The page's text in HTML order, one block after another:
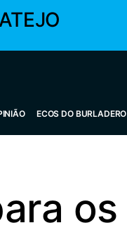
ECOS DO BURLADERO
os